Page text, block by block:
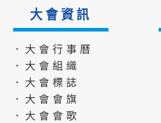
大會資訊
．大會行事曆
．大會組織
．大會標誌
．大會會旗
．大會會歌